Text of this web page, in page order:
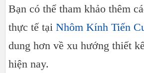
Bạn có thể tham khảo thêm
thực tế tại Nhôm Kính Tiến
dung hơn về xu hướng thiết
hiện nay.